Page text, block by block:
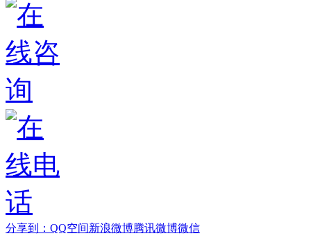
分享到： QQ空间新浪微博腾讯微博微信